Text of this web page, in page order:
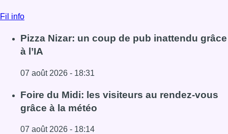
Fil info
Pizza Nizar: un coup de pub inattendu grâce
à l’IA
07 août 2026 - 18:31
Lire l'article Pizza Nizar: un coup de pub inattendu grâce
Foire du Midi: les visiteurs au rendez-vous
grâce à la météo
07 août 2026 - 18:14